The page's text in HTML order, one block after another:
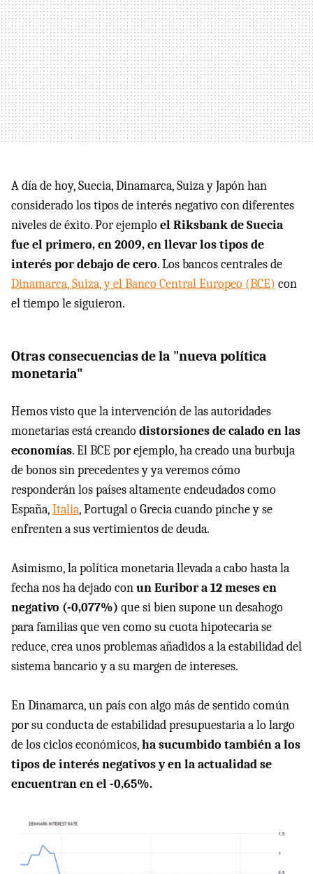
A día de hoy, Suecia, Dinamarca, Suiza y Japón han
considerado los tipos de interés negativo con diferentes
niveles de éxito. Por ejemploel Riksbank de Suecia
fue el primero, en 2009, en llevar los tipos de
interés por debajo de cero. Los bancos centrales de
Dinamarca, Suiza, y el Banco Central Europeo (BCE) con
el tiempo le siguieron.
Otras consecuencias de la "nueva política
monetaria"
Hemos visto que la intervención de las autoridades
monetarias está creandodistorsiones de calado en las
economías. El BCE por ejemplo, ha creado una burbuja
de bonos sin precedentes y ya veremos cómo
responderán los países altamente endeudados como
España,Italia, Portugal o Grecia cuando pinche y se
enfrenten a sus vertimientos de deuda.
Asimismo, la política monetaria llevada a cabo hasta la
fecha nos ha dejado conun Euribor a 12 meses en
negativo (-0,077%) que si bien supone un desahogo
para familias que ven como su cuota hipotecaria se
reduce, crea unos problemas añadidos a la estabilidad del
sistema bancario y a su margen de intereses.
En Dinamarca, un país con algo más de sentido común
por su conducta de estabilidad presupuestaria a lo largo
de los ciclos económicos,ha sucumbido también a los
tipos de interés negativos y en la actualidad se
encuentran en el -0,65%.